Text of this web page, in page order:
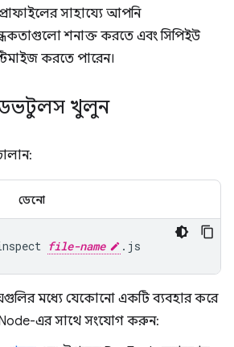
সাহায্যে আপনি
শনাক্ত করতে এবং সিপিইউ
করতে পারেন।
খুলুন
ডেনো
file-name .js
মধ্যে যেকোনো একটি ব্যবহার করে
এর সাথে সংযোগ করুন: